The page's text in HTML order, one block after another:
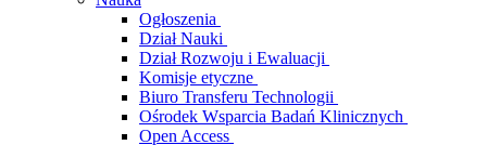
Ogłoszenia
Dział Nauki
Dział Rozwoju i Ewaluacji
Komisje etyczne
Biuro Transferu Technologii
Ośrodek Wsparcia Badań Klinicznych
Open Access